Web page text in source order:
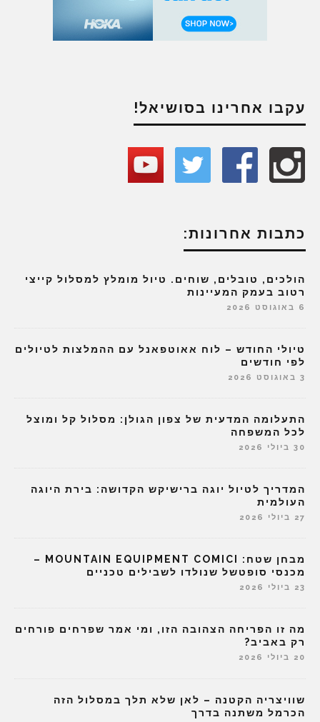
עקבו אחרינו בסושיאל!
כתבות אחרונות:
הולכים, טובלים, שוחים. טיול מומלץ למסלול קייצי
רטוב בעמק המעיינות
6 באוגוסט 2026
טיולי החודש – לוח אאוטפאנל עם ההמלצות לטיולים
לפי חודשים
3 באוגוסט 2026
התעלומה המדעית של צפון הגולן: מסלול קל ומוצל
לכל המשפחה
30 ביולי 2026
המדריך לטיול יוגה ברישיקש הקדושה: בירת היוגה
העולמית
27 ביולי 2026
מבחן שטח: MOUNTAIN EQUIPMENT COMICI –
מכנסי סופטשל שנולדו לשבילים טכניים
23 ביולי 2026
מה זו הפריחה הצהובה הזו, ומי אמר שפרחים פורחים
רק באביב?
20 ביולי 2026
שוויצריה הקטנה – לאן שלא תלך במסלול הזה
הכרמל משתנה בדרך